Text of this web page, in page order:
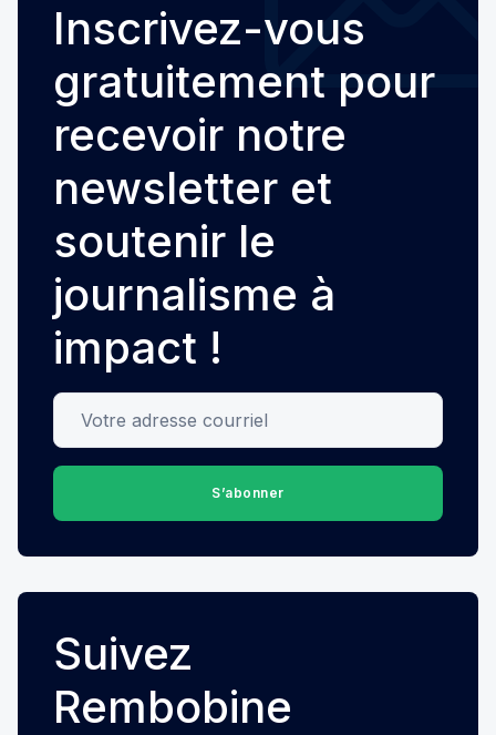
Inscrivez-vous
gratuitement pour
recevoir notre
newsletter et
soutenir le
journalisme à
impact !
Votre adresse courriel
S’abonner
Suivez
Rembobine